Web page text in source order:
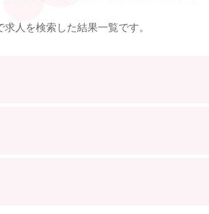
求人を検索した結果一覧です。